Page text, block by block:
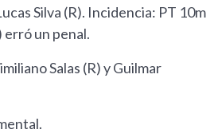
Silva (R). Incidencia: PT 10m
erró un penal.
Salas (R) y Guilmar